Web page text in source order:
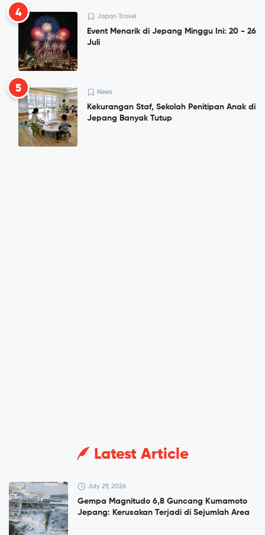
4 Japan Travel
Event Menarik di Jepang Minggu Ini: 20 - 26
Juli
5 News
Kekurangan Staf, Sekolah Penitipan Anak di
Jepang Banyak Tutup
Latest Article
July 29, 2026
Gempa Magnitudo 6,8 Guncang Kumamoto
Jepang: Kerusakan Terjadi di Sejumlah Area